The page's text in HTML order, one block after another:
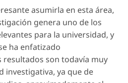
asumirla en esta área,
genera uno de los
para la universidad, y
ha enfatizado
resultados son todavía muy
investigativa, ya que de